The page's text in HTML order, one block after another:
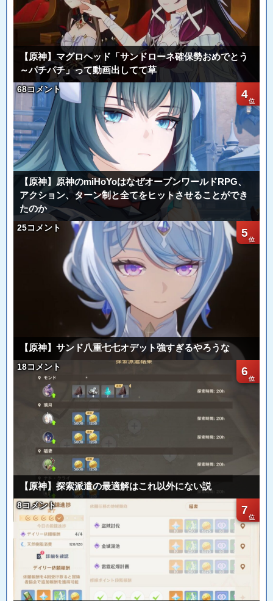
【原神】マグロヘッド「サンドローネ確保勢おめでとう
～パチパチ」って動画出してて草
4
68コメント
【原神】原神のmiHoYoはなぜオープンワールドRPG、
アクション、ターン制と全てをヒットさせることができ
たのか
5
25コメント
【原神】サンド八重七七オデット強すぎるやろうな
6
18コメント
【原神】探索派遣の最適解はこれ以外にない説
7
8コメント